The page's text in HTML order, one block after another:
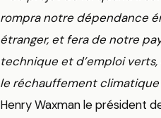
rompra notre dépendance
étranger, et fera de notre
technique et d’emploi
le réchauffement climatique
Henry Waxman le président